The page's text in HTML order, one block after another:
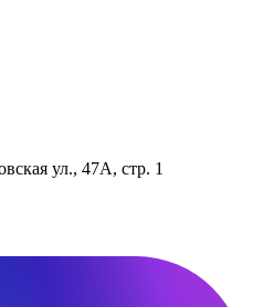
ул., 47А, стр. 1